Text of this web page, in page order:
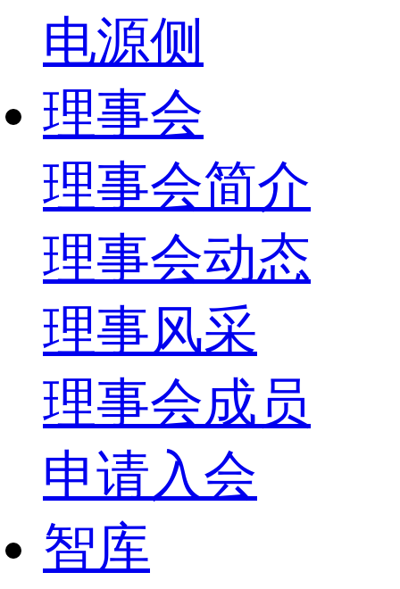
电源侧
理事会
理事会简介
理事会动态
理事风采
理事会成员
申请入会
智库